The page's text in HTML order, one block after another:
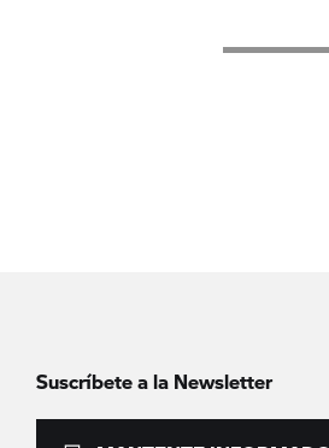
Suscríbete a la Newsletter